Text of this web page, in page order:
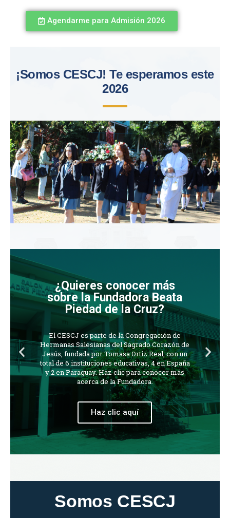
Agendarme para Admisión 2026
¡Somos CESCJ! Te esperamos este
2026
¿Quieres conocer más
sobre la Fundadora Beata
Piedad de la Cruz?
El CESCJ es parte de la Congregación de
Hermanas Salesianas del Sagrado Corazón de
Jesús, fundada por Tomasa Ortiz Real, con un
total de 6 instituciones educativas, 4 en España
y 2 en Paraguay. Haz clic para conocer más
acerca de la Fundadora.
Haz clic aquí
Somos CESCJ